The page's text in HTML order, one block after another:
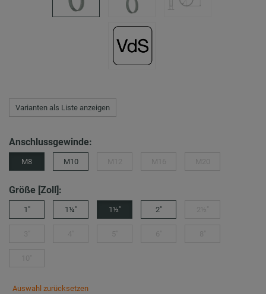
Varianten als Liste anzeigen
Anschlussgewinde:
M8 M10
Größe [Zoll]:
1" 1¼" 1½" 2"
Auswahl zurücksetzen